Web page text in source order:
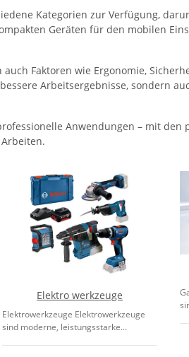
Kategorien zur Verfügung,
Geräten für den mobilen
Faktoren wie Ergonomie,
Arbeitsergebnisse, sondern
Anwendungen – mit
Elektro werkzeuge
Elektrowerkzeuge Elektrowerkzeuge
sind moderne, leistungsstarke...